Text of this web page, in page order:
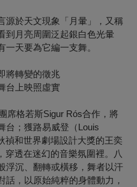
源於天文現象「月暈」，又稱
到月亮周圍泛起銀白色光暈
天要為它編一支舞。
將轉變的徵兆
台上映照虛實
席格若斯Sigur Rós合作，將
台；獲路易威登（Louis
禎和世界劇場設計大獎的王奕
穿透在迷幻的音樂氛圍裡。八
浮沉、翻轉或橫移，舞者以汗
話，以原始純粹的身體動力，